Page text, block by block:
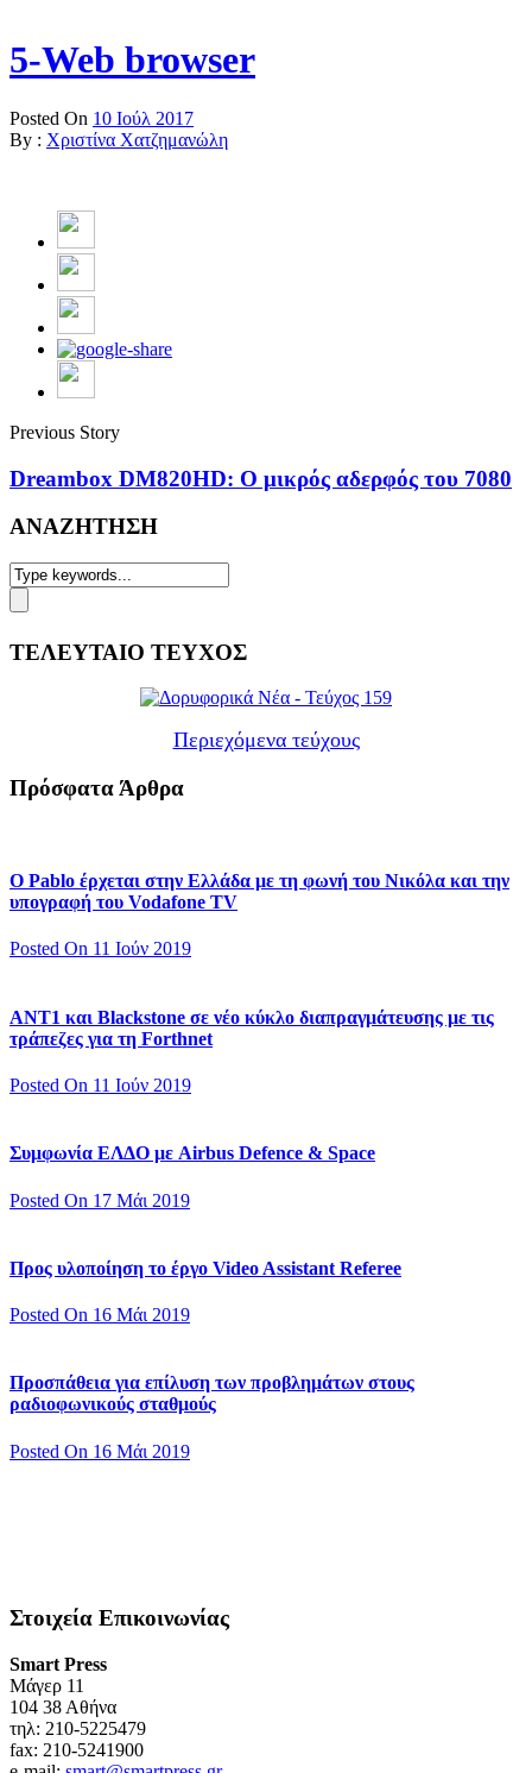
5-Web browser
Posted On 10 Ιούλ 2017
By : Χριστίνα Χατζημανώλη
Previous Story
Dreambox DM820HD: Ο μικρός αδερφός του 7080
ΑΝΑΖΗΤΗΣΗ
ΤΕΛΕΥΤΑΙΟ ΤΕΥΧΟΣ
Περιεχόμενα τεύχους
Πρόσφατα Άρθρα
Ο Pablo έρχεται στην Ελλάδα με τη φωνή του Νικόλα και την
υπογραφή του Vodafone TV
Posted On 11 Ιούν 2019
ΑΝΤ1 και Blackstone σε νέο κύκλο διαπραγμάτευσης με τις
τράπεζες για τη Forthnet
Posted On 11 Ιούν 2019
Συμφωνία ΕΛΔΟ με Airbus Defence & Space
Posted On 17 Μάι 2019
Προς υλοποίηση το έργο Video Assistant Referee
Posted On 16 Μάι 2019
Προσπάθεια για επίλυση των προβλημάτων στους
ραδιοφωνικούς σταθμούς
Posted On 16 Μάι 2019
Στοιχεία Επικοινωνίας
Smart Press
Mάγερ 11
104 38 Αθήνα
τηλ: 210-5225479
fax: 210-5241900